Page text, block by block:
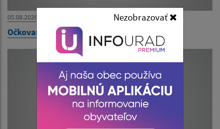
05.08.2026
Očkovanie psov a mačiek
Nezobrazovať